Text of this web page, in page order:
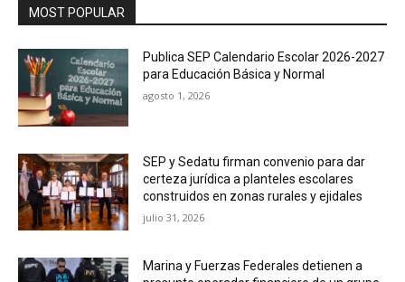
MOST POPULAR
Publica SEP Calendario Escolar 2026-2027
para Educación Básica y Normal
agosto 1, 2026
SEP y Sedatu firman convenio para dar
certeza jurídica a planteles escolares
construidos en zonas rurales y ejidales
julio 31, 2026
Marina y Fuerzas Federales detienen a